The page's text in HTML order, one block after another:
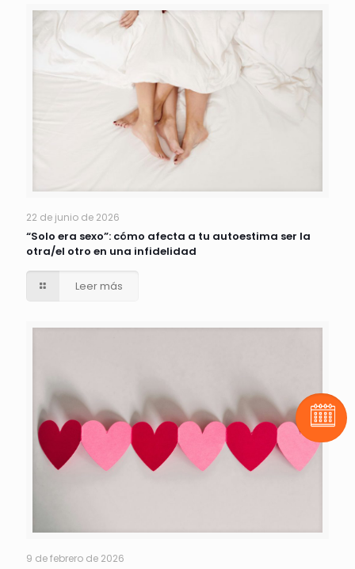
22 de junio de 2026
“Solo era sexo”: cómo afecta a tu autoestima ser la
otra/el otro en una infidelidad
Leer más
9 de febrero de 2026
Pide